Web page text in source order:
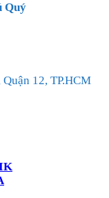
Quý
12, TP.HCM